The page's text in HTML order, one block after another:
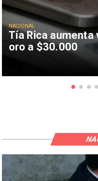
Tía Rica
oro a $30.000
NACIONAL